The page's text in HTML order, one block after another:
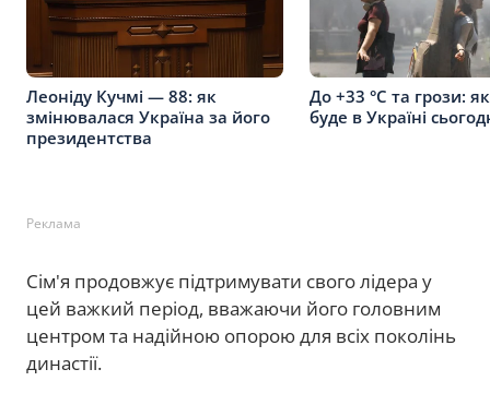
Леоніду Кучмі — 88: як
змінювалася Україна за його
президентства
До +33 °C та грози:
буде в Україні
Реклама
Сім'я продовжує підтримувати свого лідера у
цей важкий період, вважаючи його головним
центром та надійною опорою для всіх поколінь
династії.